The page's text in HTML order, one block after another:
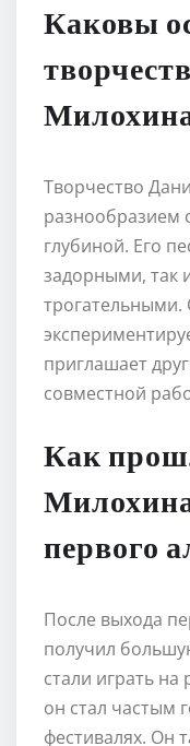
Каковы
Творчество
разнообразием
глубиной. Его
задорными, так
трогательными.
приглашает
совместной
Как
первого
После выхода
получил
стали играть
он стал частым
фестивалях. Он